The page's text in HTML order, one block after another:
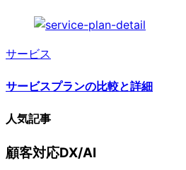
サービス
サービスプランの比較と詳細
人気記事
顧客対応DX/AI